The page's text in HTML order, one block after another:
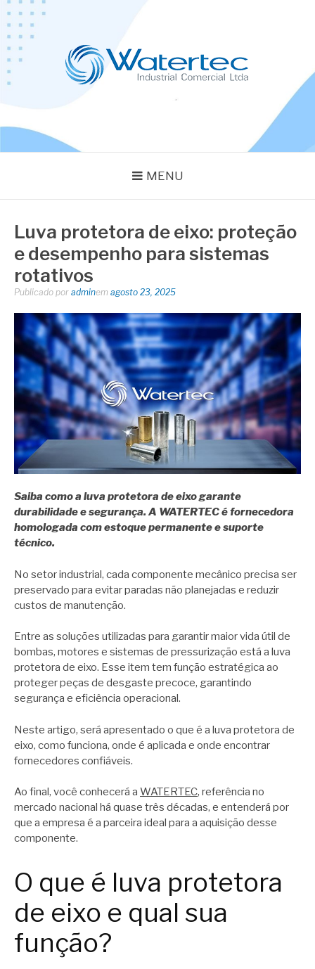
Pular
para
conteúdo
MENU
Luva protetora de eixo: proteção
e desempenho para sistemas
rotativos
Publicado por adminem agosto 23, 2025
Saiba como a luva protetora de eixo garante
durabilidade e segurança. A WATERTEC é fornecedora
homologada com estoque permanente e suporte
técnico.
No setor industrial, cada componente mecânico precisa ser
preservado para evitar paradas não planejadas e reduzir
custos de manutenção.
Entre as soluções utilizadas para garantir maior vida útil de
bombas, motores e sistemas de pressurização está a luva
protetora de eixo. Esse item tem função estratégica ao
proteger peças de desgaste precoce, garantindo
segurança e eficiência operacional.
Neste artigo, será apresentado o que é a luva protetora de
eixo, como funciona, onde é aplicada e onde encontrar
fornecedores confiáveis.
Ao final, você conhecerá a WATERTEC, referência no
mercado nacional há quase três décadas, e entenderá por
que a empresa é a parceira ideal para a aquisição desse
componente.
O que é luva protetora
de eixo e qual sua
função?